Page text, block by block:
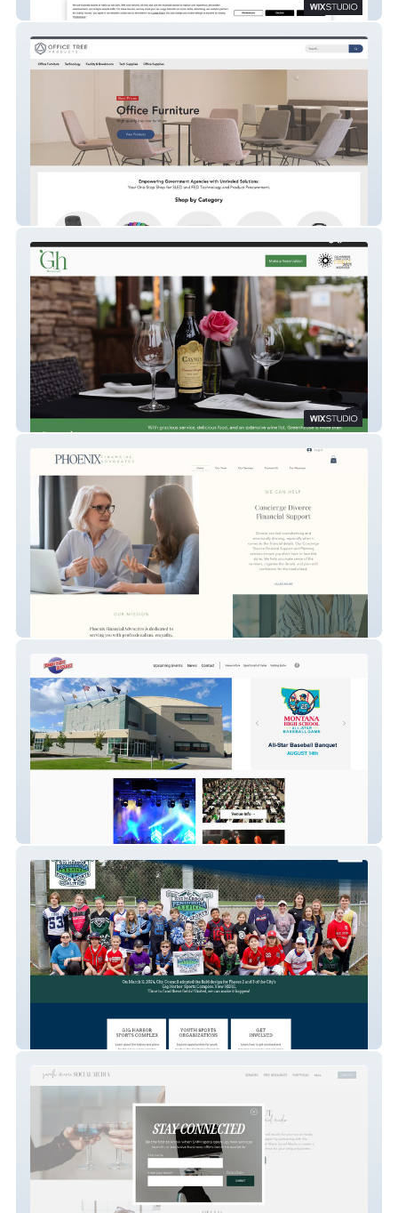
Great Falls Edit
Office Tree
Greenhouse Restaurant
Phoenix Financial Ad
Butte Civic Center